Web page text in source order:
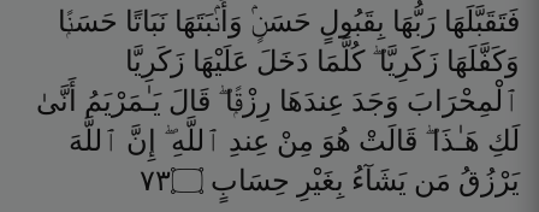
فَتَقَبَّلَهَا رَبُّهَا بِقَبُولٍ حَسَنٍۢ وَأَنۢبَتَهَا نَبَاتًا حَسَنًۭا
وَكَفَّلَهَا زَكَرِيَّا ۖ كُلَّمَا دَخَلَ عَلَيْهَا زَكَرِيَّا
ٱلْمِحْرَابَ وَجَدَ عِندَهَا رِزْقًۭا ۖ قَالَ يَـٰمَرْيَمُ أَنَّىٰ
لَكِ هَـٰذَا ۖ قَالَتْ هُوَ مِنْ عِندِ ٱللَّهِ ۖ إِنَّ ٱللَّهَ
يَرْزُقُ مَن يَشَآءُ بِغَيْرِ حِسَابٍ ۝٣٧